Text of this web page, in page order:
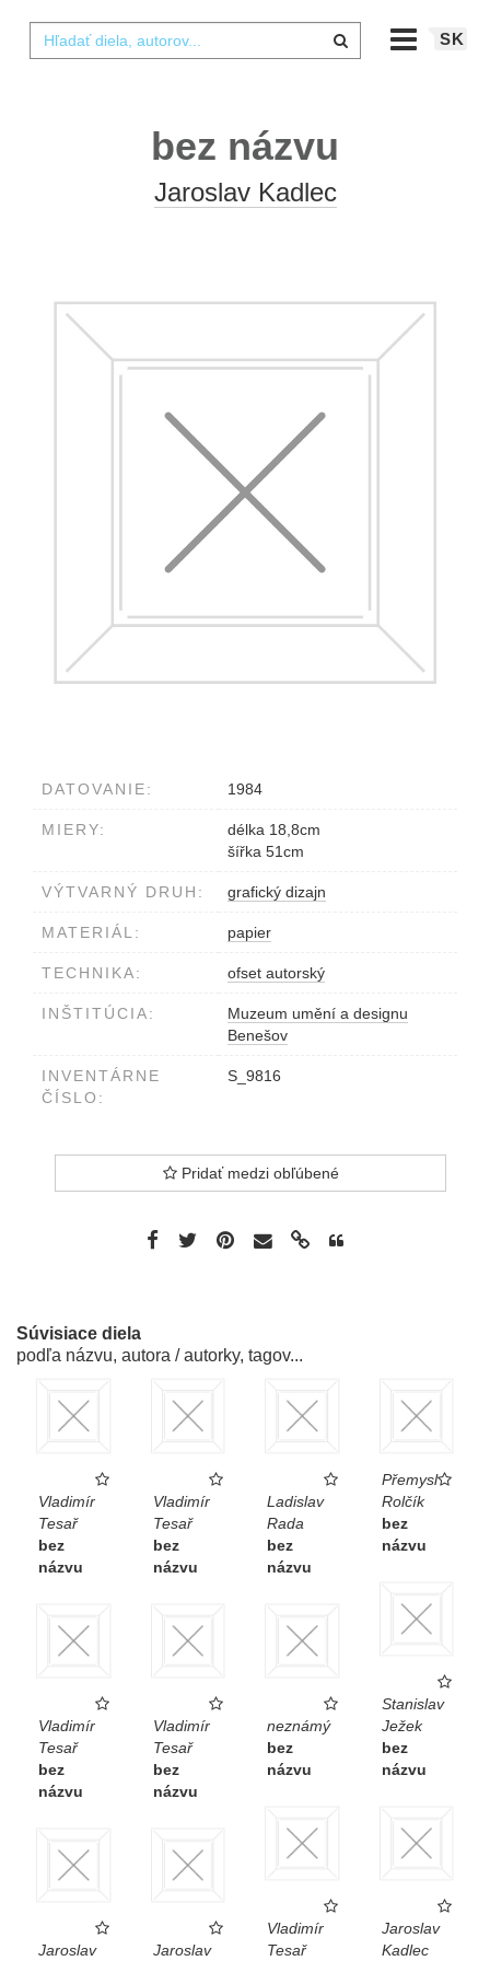
SK
bez názvu
Jaroslav Kadlec
DATOVANIE: 1984
MIERY:
délka 18,8cm
šířka 51cm
VÝTVARNÝ DRUH: grafický dizajn
MATERIÁL: papier
TECHNIKA: ofset autorský
INŠTITÚCIA:
Muzeum umění a designu
Benešov
INVENTÁRNE
ČÍSLO:
S_9816
Pridať medzi obľúbené
Súvisiace diela
podľa názvu, autora / autorky, tagov...
Vladimír
Tesař
bez
názvu
Vladimír
Tesař
bez
názvu
Ladislav
Rada
bez
názvu
Přemysl
Rolčík
bez
názvu
Stanislav
Ježek
bez
názvu
Vladimír
Tesař
bez
názvu
Vladimír
Tesař
bez
názvu
neznámý
bez
názvu
Vladimír
Tesař
Jaroslav
Kadlec
Jaroslav Jaroslav